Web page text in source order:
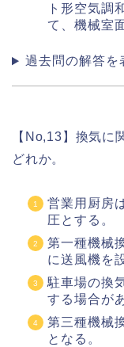
ト形空気調
て、機械室
過去問の解答を
【No,13】換気に
どれか。
営業用厨房
圧とする。
第一種機械
に送風機を
駐車場の換
する場合が
第三種機械
となる。